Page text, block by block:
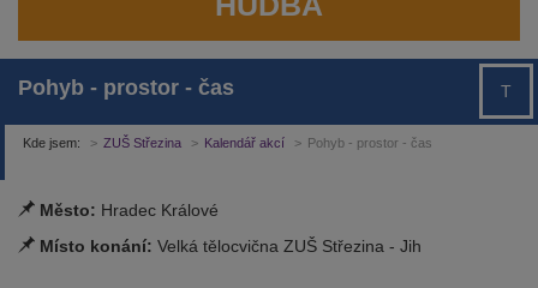
Pohyb - prostor - čas T
Kde jsem: ZUŠ Střezina Kalendář akcí Pohyb - prostor - čas
Město: Hradec Králové
Místo konání: Velká tělocvična ZUŠ Střezina - Jih